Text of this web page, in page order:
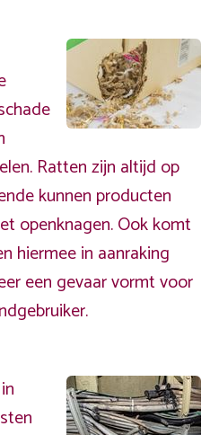
Ratten zijn altijd op
kunnen producten
openknagen. Ook komt
hiermee in aanraking
een gevaar vormt voor